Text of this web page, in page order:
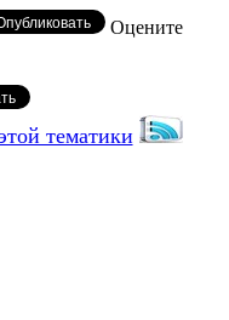
Оцените
тематики